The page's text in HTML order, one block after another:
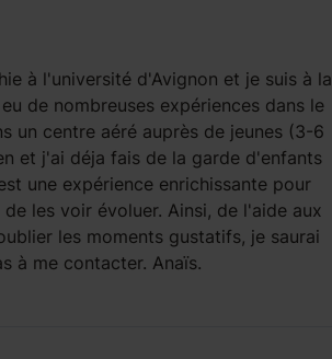
à l'université d'Avignon et je suis à la
de nombreuses expériences dans le
un centre aéré auprès de jeunes (3-6
et j'ai déja fais de la garde d'enfants
une expérience enrichissante pour
les voir évoluer. Ainsi, de l'aide aux
les moments gustatifs, je saurai
à me contacter. Anaïs.